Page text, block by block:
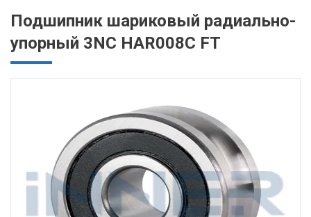
Подшипник шариковый радиально-
упорный 3NC HAR008C FT